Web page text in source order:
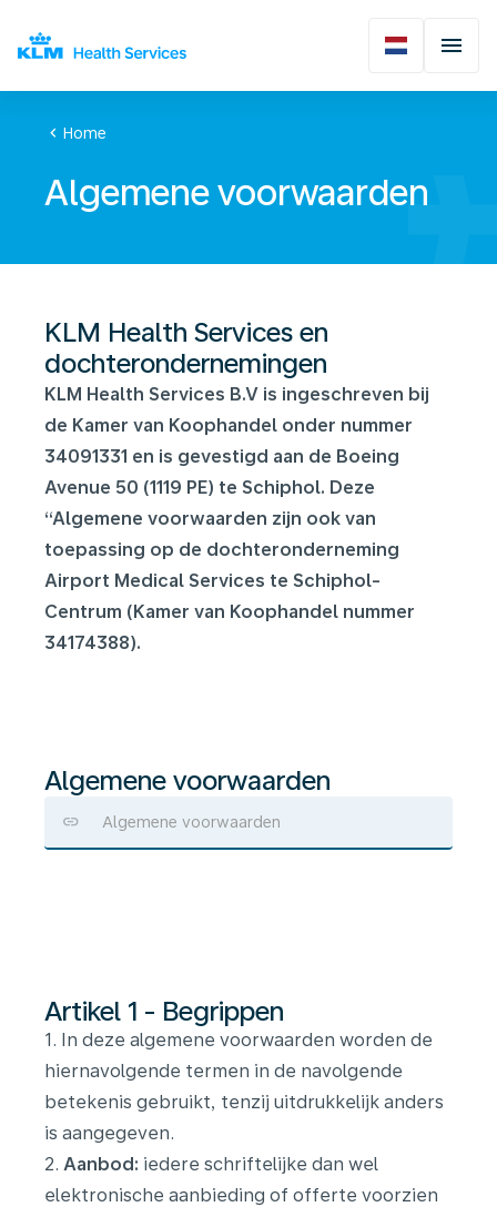
chevron_left Home
Algemene voorwaarden
KLM Health Services en
dochterondernemingen
KLM Health Services B.V is ingeschreven bij
de Kamer van Koophandel onder nummer
34091331 en is gevestigd aan de Boeing
Avenue 50 (1119 PE) te Schiphol. Deze
“Algemene voorwaarden zijn ook van
toepassing op de dochteronderneming
Airport Medical Services te Schiphol-
Centrum (Kamer van Koophandel nummer
34174388).
Algemene voorwaarden
Algemene voorwaarden
Artikel 1 - Begrippen
1. In deze algemene voorwaarden worden de
hiernavolgende termen in de navolgende
betekenis gebruikt, tenzij uitdrukkelijk anders
is aangegeven.
2. Aanbod: iedere schriftelijke dan wel
elektronische aanbieding of offerte voorzien